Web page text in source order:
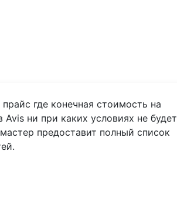
где конечная стоимость на
Avis ни при каких условиях не будет
предоставит полный список